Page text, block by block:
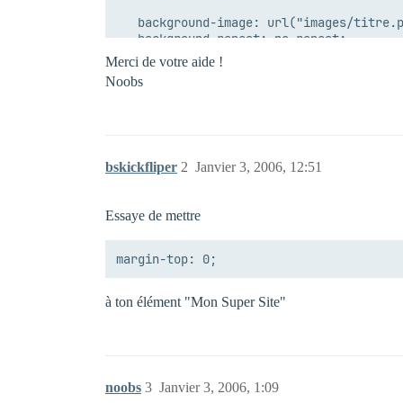
background-image: url("images/
   background-repeat: no-repeat;
   padding-left: 30px;
   color: #000000;;
Merci de votre aide !
Noobs
bskickfliper Janvier 3, 2006, 12:51
2
Essaye de mettre
à ton élément "Mon Super Site"
noobs Janvier 3, 2006, 1:09
3